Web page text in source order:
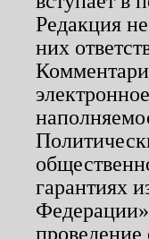
Редакция
них
гарантиях